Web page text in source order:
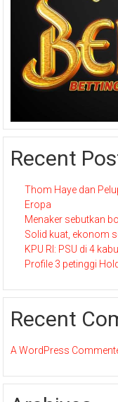
Recent
Thom Haye dan
Eropa
Menaker sebutkan
Solid kuat, ekonom
KPU RI: PSU di 4
Profile 3 petinggi
Recent
A WordPress